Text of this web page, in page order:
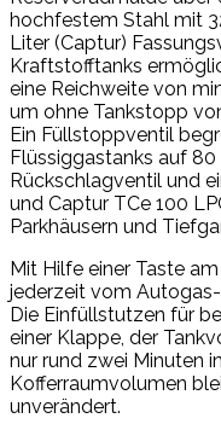
hochfestem Stahl mit
Liter (Captur)
Kraftstofftanks
eine Reichweite von
um ohne Tankstopp
Ein Füllstoppventil
Flüssiggastanks auf
Rückschlagventil und
und Captur TCe 100
Parkhäusern und
Mit Hilfe einer Taste
jederzeit vom
Die Einfüllstutzen für
einer Klappe, der
nur rund zwei Minuten
Kofferraumvolumen
unverändert.